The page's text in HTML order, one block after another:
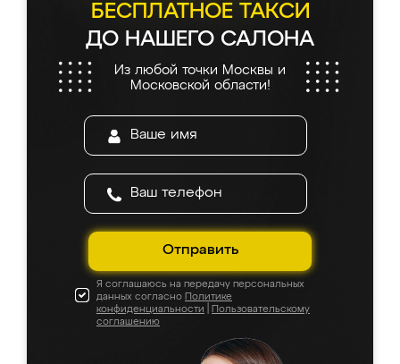
БЕСПЛАТНОЕ ТАКСИ
ДО НАШЕГО САЛОНА
Из любой точки Москвы и
Московской области!
Отправить
Я соглашаюсь на передачу персональных
данных согласно Политике
конфиденциальности
Пользовательскому
соглашению